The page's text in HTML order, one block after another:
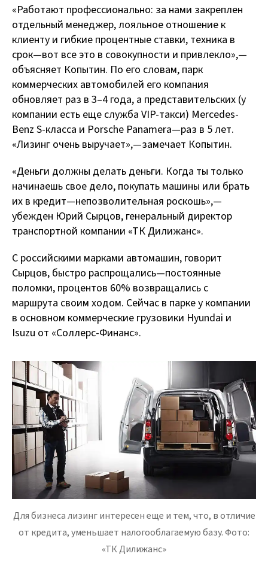
«Работают профессионально: за нами закреплен
отдельный менеджер, лояльное отношение к
клиенту и гибкие процентные ставки, техника в
срок — вот все это в совокупности и привлекло», —
объясняет Копытин. По его словам, парк
коммерческих автомобилей его компания
обновляет раз в 3–4 года, а представительских (у
компании есть еще служба VIP-такси) Mercedes-
Benz S-класса и Porsche Panamera — раз в 5 лет.
«Лизинг очень выручает», — замечает Копытин.
«Деньги должны делать деньги. Когда ты только
начинаешь свое дело, покупать машины или брать
их в кредит — непозволительная роскошь», —
убежден Юрий Сырцов, генеральный директор
транспортной компании «ТК Дилижанс».
С российскими марками автомашин, говорит
Сырцов, быстро распрощались — постоянные
поломки, процентов 60% возвращались с
маршрута своим ходом. Сейчас в парке у компании
в основном коммерческие грузовики Hyundai и
Isuzu от «Соллерс-Финанс».
Для бизнеса лизинг интересен еще и тем, что, в отличие
от кредита, уменьшает налогооблагаемую базу. Фото:
«ТК Дилижанс»